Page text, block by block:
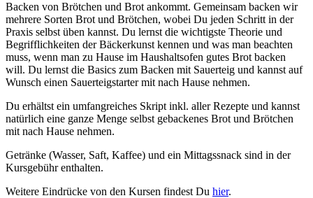
Backen von Brötchen und Brot ankommt. Gemeinsam backen wir
mehrere Sorten Brot und Brötchen, wobei Du jeden Schritt in der
Praxis selbst üben kannst. Du lernst die wichtigste Theorie und
Begrifflichkeiten der Bäckerkunst kennen und was man beachten
muss, wenn man zu Hause im Haushaltsofen gutes Brot backen
will. Du lernst die Basics zum Backen mit Sauerteig und kannst auf
Wunsch einen Sauerteigstarter mit nach Hause nehmen.
Du erhältst ein umfangreiches Skript inkl. aller Rezepte und kannst
natürlich eine ganze Menge selbst gebackenes Brot und Brötchen
mit nach Hause nehmen.
Getränke (Wasser, Saft, Kaffee) und ein Mittagssnack sind in der
Kursgebühr enthalten.
Weitere Eindrücke von den Kursen findest Du hier.